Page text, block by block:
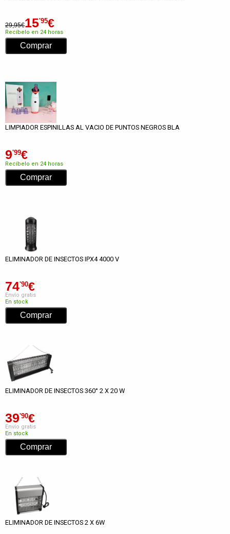
29,95€15'95€
Recíbelo en 24 horas
LIMPIADOR ESPINILLAS AL VACIO DE PUNTOS NEGROS BLA
9'99€
Recíbelo en 24 horas
ELIMINADOR DE INSECTOS IPX4 4000 V
74'90€
Envío gratis
En stock
ELIMINADOR DE INSECTOS 360° 2 X 20 W
39'90€
Envío gratis
En stock
ELIMINADOR DE INSECTOS 2 X 6W